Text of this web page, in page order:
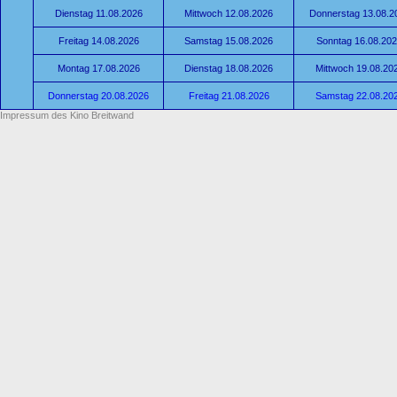
Dienstag 11.08.2026 Mittwoch 12.08.2026 Donnerstag
Freitag 14.08.2026 Samstag 15.08.2026 Sonntag
Montag 17.08.2026 Dienstag 18.08.2026 Mittwoch
Donnerstag 20.08.2026 Freitag 21.08.2026
Samstag
Impressum des Kino Breitwand